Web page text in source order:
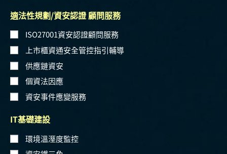
適法性規劃/資安認證 顧問服務
ISO27001資安認證顧問服務
上市櫃資通安全管控指引輔導
供應鏈資安
個資法因應
資安事件應變服務
IT基礎建設
環境溫溼度監控